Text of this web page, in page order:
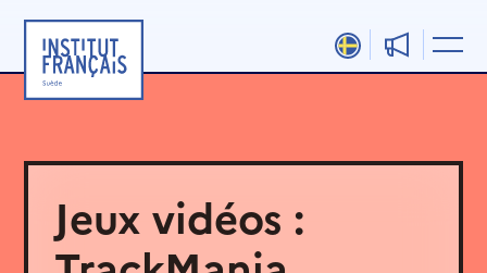
contenu
Jeux vidéos :